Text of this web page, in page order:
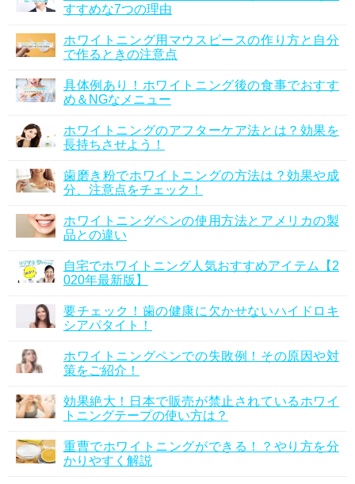
すすめな7つの理由
ホワイトニング用マウスピースの作り方と自分
で作るときの注意点
具体例あり！ホワイトニング後の食事でおすす
め＆NGなメニュー
ホワイトニングのアフターケア法とは？効果を
長持ちさせよう！
歯磨き粉でホワイトニングの方法は？効果や成
分、注意点をチェック！
ホワイトニングペンの使用方法とアメリカの製
品との違い
自宅でホワイトニング人気おすすめアイテム【2
020年最新版】
要チェック！歯の健康に欠かせないハイドロキ
シアパタイト！
ホワイトニングペンでの失敗例！その原因や対
策をご紹介！
効果絶大！日本で販売が禁止されているホワイ
トニングテープの使い方は？
重曹でホワイトニングができる！？やり方を分
かりやすく解説